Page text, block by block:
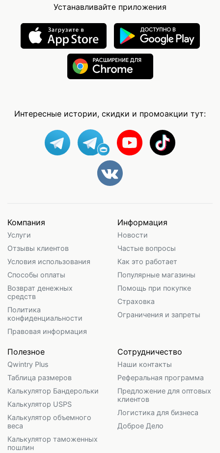
Устанавливайте приложения
Интересные истории, скидки и промоакции тут:
Компания
Услуги
Отзывы клиентов
Условия использования
Способы оплаты
Возврат денежных
средств
Политика
конфиденциальности
Правовая информация
Информация
Новости
Частые вопросы
Как это работает
Популярные магазины
Помощь при покупке
Страховка
Ограничения и запреты
Полезное
Qwintry Plus
Таблица размеров
Калькулятор Бандерольки
Калькулятор USPS
Калькулятор объемного
веса
Калькулятор таможенных
пошлин
Сотрудничество
Наши контакты
Реферальная программа
Предложение для оптовых
клиентов
Логистика для бизнеса
Доброе Дело